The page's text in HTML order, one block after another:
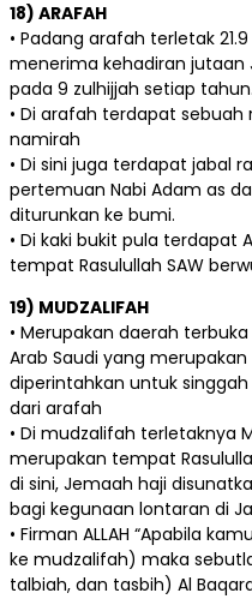
18) ARAFAH
• Padang arafah terletak
menerima kehadiran jutaan
pada 9 zulhijjah setiap tahun.
• Di arafah terdapat
namirah
• Di sini juga terdapat jabal
pertemuan Nabi Adam as
diturunkan ke bumi.
• Di kaki bukit pula terdapat
tempat Rasulullah SAW
19) MUDZALIFAH
• Merupakan daerah
Arab Saudi yang
diperintahkan untuk
dari arafah
• Di mudzalifah terletaknya
merupakan tempat
di sini, Jemaah haji
bagi kegunaan lontaran di
• Firman ALLAH “Apabila
ke mudzalifah) maka
talbiah, dan tasbih) Al